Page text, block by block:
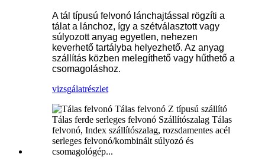
A tál típusú felvonó lánchajtással rögzíti a
tálat a lánchoz, így a szétválasztott vagy
súlyozott anyag egyetlen, nehezen
keverhető tartályba helyezhető. Az anyag
szállítás közben melegíthető vagy hűthető a
csomagoláshoz.
vizsgálatrészlet